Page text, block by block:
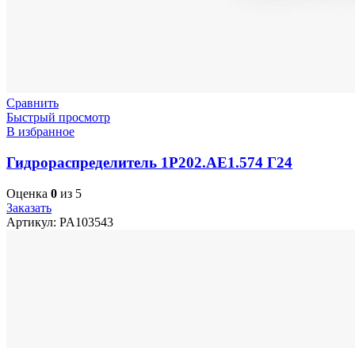
Сравнить
Быстрый просмотр
В избранное
Гидрораспределитель 1Р202.АЕ1.574 Г24
Оценка 0 из 5
Заказать
Артикул: PA103543